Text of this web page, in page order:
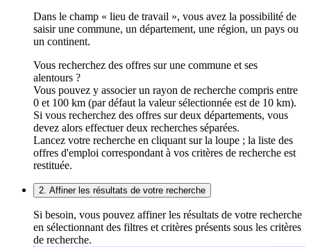
Dans le champ « lieu de travail », vous avez la possibilité de
saisir une commune, un département, une région, un pays ou
un continent.
Vous recherchez des offres sur une commune et ses
alentours ?
Vous pouvez y associer un rayon de recherche compris entre
0 et 100 km (par défaut la valeur sélectionnée est de 10 km).
Si vous recherchez des offres sur deux départements, vous
devez alors effectuer deux recherches séparées.
Lancez votre recherche en cliquant sur la loupe ; la liste des
offres d'emploi correspondant à vos critères de recherche est
restituée.
2. Affiner les résultats de votre recherche
Si besoin, vous pouvez affiner les résultats de votre recherche
en sélectionnant des filtres et critères présents sous les critères
de recherche.